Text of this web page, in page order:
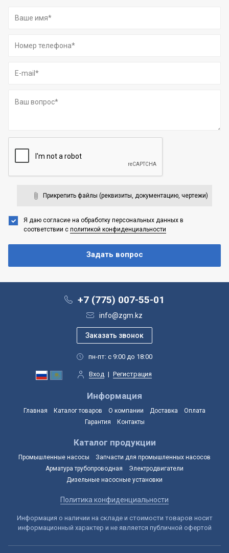
Прикрепить файлы (реквизиты, документацию, чертежи)
Я даю согласие на обработку персональных данных в
соответствии с политикой конфиденциальности
+7 (775) 007-55-01
info@zgm.kz
пн-пт: с 9:00 до 18:00
Вход | Регистрация
Информация
Главная Каталог товаров О компании Доставка
Оплата
Гарантия
Контакты
Каталог продукции
Промышленные насосы
Запчасти для промышленных насосов
Арматура трубопроводная
Электродвигатели
Дизельные насосные установки
Политика конфиденциальности
Информация о наличии на складе и стоимости товаров носит
информационный характер и не является публичной офертой